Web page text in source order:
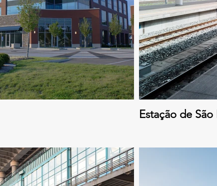
Estação de São